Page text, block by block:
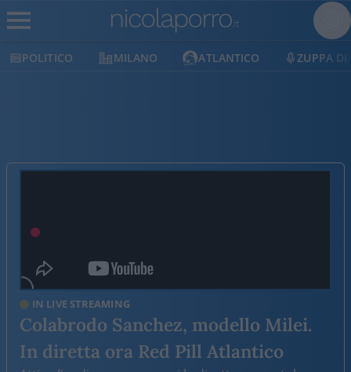
MILANO ATLANTICO ZUPPA DI PORRO
IN LIVE STREAMING
Colabrodo Sanchez, modello Milei.
In diretta ora Red Pill Atlantico